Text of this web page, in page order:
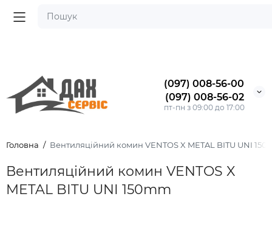
(097) 008-56-00
(097) 008-56-02
пт-пн з 09:00 до 17:00
Головна Вентиляційний комин VENTOS X METAL BITU UNI
Вентиляційний комин VENTOS X
METAL BITU UNI 150mm